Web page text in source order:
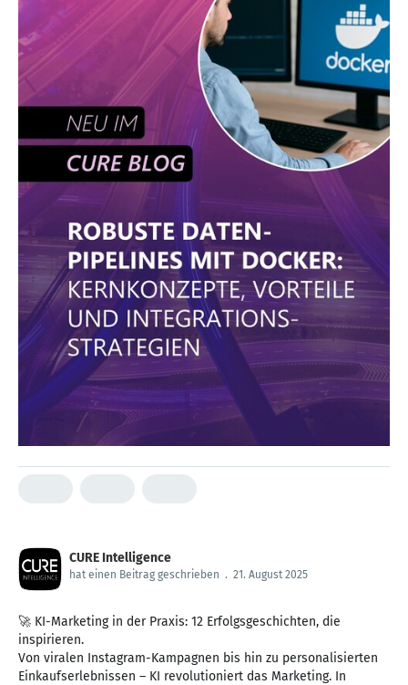
CURE Intelligence
hat einen Beitrag geschrieben . 21. August 2025
🚀 KI-Marketing in der Praxis: 12 Erfolgsgeschichten, die
inspirieren.
Von viralen Instagram-Kampagnen bis hin zu personalisierten
Einkaufserlebnissen – KI revolutioniert das Marketing. In